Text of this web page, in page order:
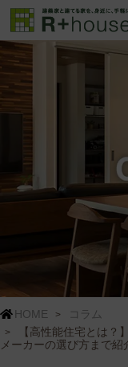
HOME
コラム
【高性能住宅とは？
メーカーの選び方まで紹